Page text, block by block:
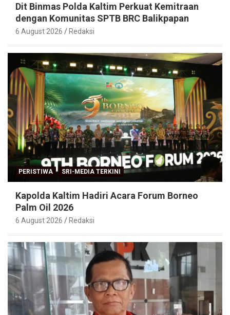
Dit Binmas Polda Kaltim Perkuat Kemitraan
dengan Komunitas SPTB BRC Balikpapan
6 August 2026 Redaksi
PERISTIWA SRI-MEDIA TERKINI
Kapolda Kaltim Hadiri Acara Forum Borneo
Palm Oil 2026
6 August 2026 Redaksi